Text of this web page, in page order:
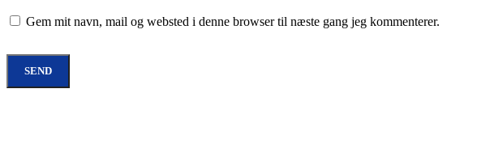
Gem mit navn, mail og websted i denne browser til næste gang jeg kommenterer.